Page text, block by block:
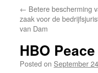
← Betere bescherming
zaak voor de
van Dam
HBO
Posted on September